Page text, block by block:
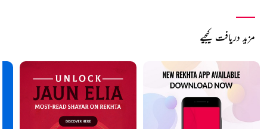
مزید دریافت کیجیے